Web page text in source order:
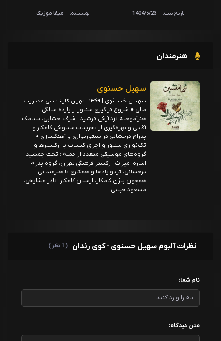
تاریخ ثبت: 1404/5/23 نویسنده: میفا موزیک
هنرمندان
سهیل حسنوی
سهيــل حُســـنَوی | ۱۳۶۹ ؛ تهران کارشناسی مدیریت
مالی ● شروع فراگیری سنتور از یازده سالگی
هنرآموخته نزد آرش فرشید، اشرف اخشابی، سیامک
آقایی و بهره‌گيری از تجربیات سیاوش کامکار و
پدرام درخشانی در سنتورنوازی و آهنگسازی ●
تک‌نوازی سنتور و اجرای كنسرت با ارکسترها و
گروه‌های موسیقی متعدد از جمله : تخت جمشيد،
اشاره، میراث، اركستر فرهنگی تهران، گروه پدرام
درخشانی، تریو یادها و همکاری با هنرمندانی
همچون بیژن کامکار، ارسلان کامکار، نادر مشایخی،
مسعود حبیبی
نظرات آلبوم سهیل حسنوی - کوی رندان ( 1 نظر )
نام شما:
متن دیدگاه: